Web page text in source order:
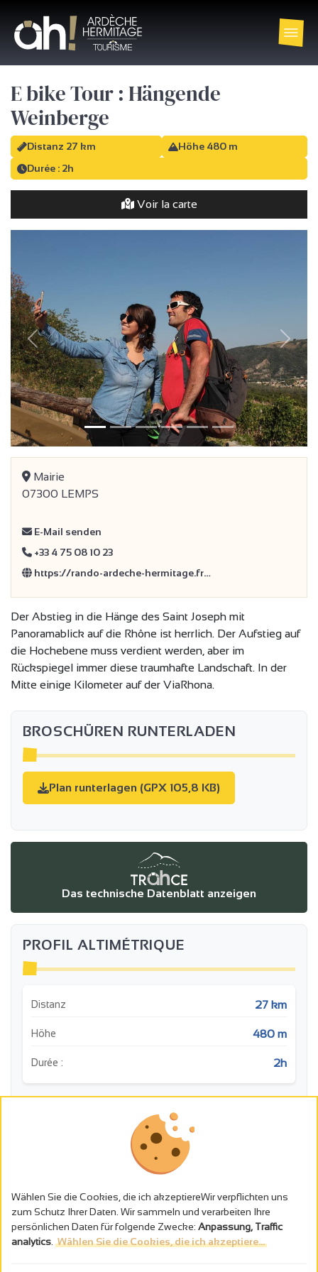
E bike Tour : Hängende
Weinberge
Distanz 27 km
Höhe 480 m
Durée : 2h
Voir la carte
Vorherige Weiter
Mairie
07300 LEMPS
E-Mail senden
+33 4 75 08 10 23
https://rando-ardeche-hermitage.fr…
Der Abstieg in die Hänge des Saint Joseph mit
Panoramablick auf die Rhône ist herrlich. Der Aufstieg auf
die Hochebene muss verdient werden, aber im
Rückspiegel immer diese traumhafte Landschaft. In der
Mitte einige Kilometer auf der ViaRhona.
BROSCHÜREN RUNTERLADEN
Plan runterlagen (GPX 105,8 KB)
Das technische Datenblatt anzeigen
PROFIL ALTIMÉTRIQUE
Distanz 27 km
Höhe 480 m
Durée : 2h
Wählen Sie die Cookies, die ich akzeptiereWir verpflichten uns
zum Schutz Ihrer Daten. Wir sammeln und verarbeiten Ihre
persönlichen Daten für folgende Zwecke: Anpassung, Traffic
analytics Wählen Sie die Cookies, die ich akzeptiere...